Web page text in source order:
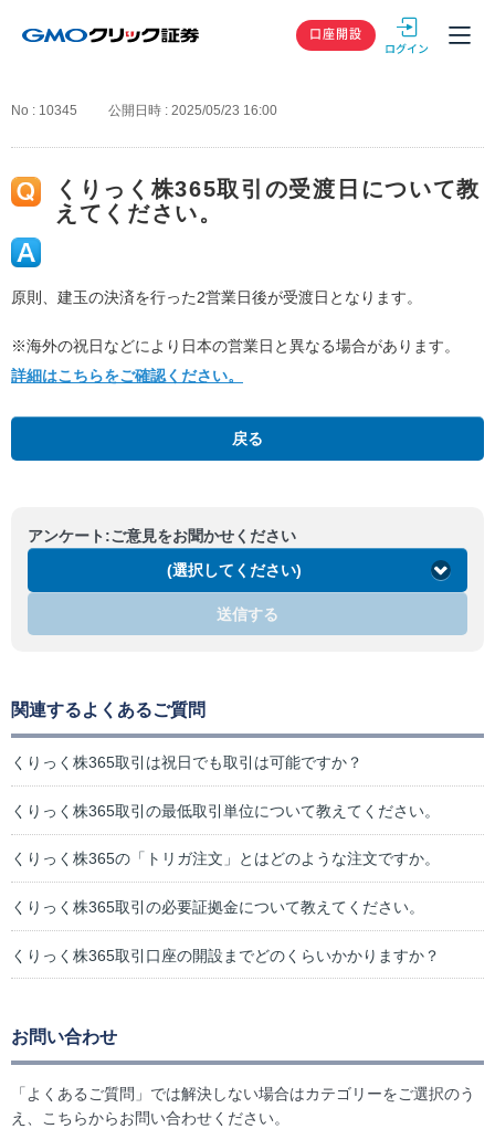
GMOクリック
口座開設
No : 10345 公開日時 : 2025/05/23 16:00
くりっく株365取引の受渡日について教
えてください。
原則、建玉の決済を行った2営業日後が受渡日となります。
※海外の祝日などにより日本の営業日と異なる場合があります。
詳細はこちらをご確認ください。
戻る
アンケート:ご意見をお聞かせください
(選択してください)
送信する
関連するよくあるご質問
くりっく株365取引は祝日でも取引は可能ですか？
くりっく株365取引の最低取引単位について教えてください。
くりっく株365の「トリガ注文」とはどのような注文ですか。
くりっく株365取引の必要証拠金について教えてください。
くりっく株365取引口座の開設までどのくらいかかりますか？
お問い合わせ
「よくあるご質問」では解決しない場合はカテゴリーをご選択のう
え、こちらからお問い合わせください。